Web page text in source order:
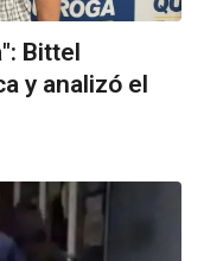
Bittel
y analizó el